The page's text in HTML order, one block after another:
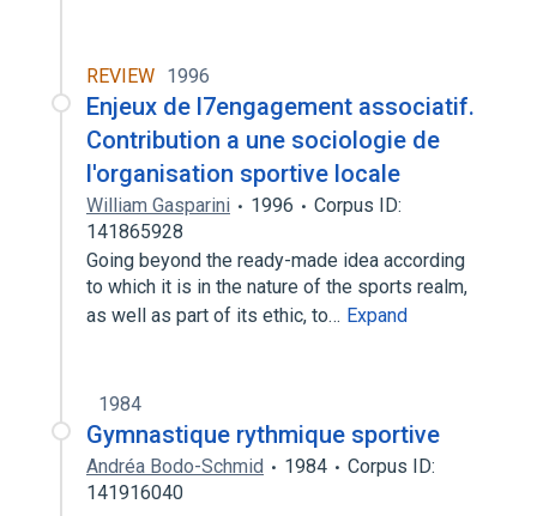
REVIEW 1996
Enjeux de l7engagement associatif.
Contribution a une sociologie de
l'organisation sportive locale
William Gasparini 1996
Corpus ID:
141865928
Going beyond the ready-made idea according
to which it is in the nature of the sports realm,
as well as part of its ethic, to… Expand
1984
Gymnastique rythmique sportive
Andréa Bodo-Schmid 1984
Corpus ID:
141916040